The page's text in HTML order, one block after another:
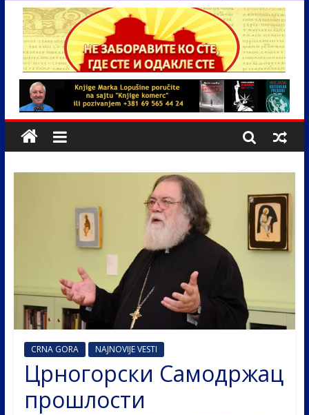
CRNA GORA NAJNOVIJE VESTI
Црногорски Самодржац
прошлости